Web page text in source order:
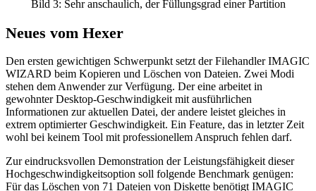
Bild 3: Sehr anschaulich, der Füllungsgrad einer Partition
Neues vom Hexer
Den ersten gewichtigen Schwerpunkt setzt der Filehandler IMAGIC
WIZARD beim Kopieren und Löschen von Dateien. Zwei Modi
stehen dem Anwender zur Verfügung. Der eine arbeitet in
gewohnter Desktop-Geschwindigkeit mit ausführlichen
Informationen zur aktuellen Datei, der andere leistet gleiches in
extrem optimierter Geschwindigkeit. Ein Feature, das in letzter Zeit
wohl bei keinem Tool mit professionellem Anspruch fehlen darf.
Zur eindrucksvollen Demonstration der Leistungsfähigkeit dieser
Hochgeschwindigkeitsoption soll folgende Benchmark genügen:
Für das Löschen von 71 Dateien von Diskette benötigt IMAGIC